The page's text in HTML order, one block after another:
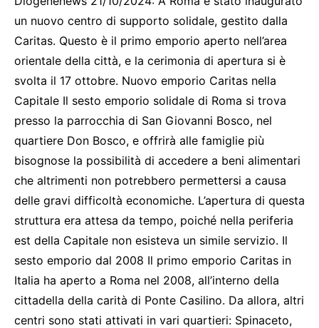
un nuovo centro di supporto solidale, gestito dalla
Caritas. Questo è il primo emporio aperto nell’area
orientale della città, e la cerimonia di apertura si è
svolta il 17 ottobre. Nuovo emporio Caritas nella
Capitale Il sesto emporio solidale di Roma si trova
presso la parrocchia di San Giovanni Bosco, nel
quartiere Don Bosco, e offrirà alle famiglie più
bisognose la possibilità di accedere a beni alimentari
che altrimenti non potrebbero permettersi a causa
delle gravi difficoltà economiche. L’apertura di questa
struttura era attesa da tempo, poiché nella periferia
est della Capitale non esisteva un simile servizio. Il
sesto emporio dal 2008 Il primo emporio Caritas in
Italia ha aperto a Roma nel 2008, all’interno della
cittadella della carità di Ponte Casilino. Da allora, altri
centri sono stati attivati in vari quartieri: Spinaceto,